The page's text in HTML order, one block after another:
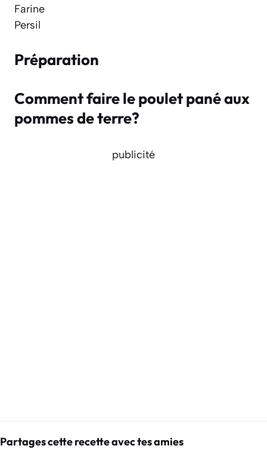
Farine
Persil
Préparation
Comment faire le poulet pané aux
pommes de terre?
publicité
Partages cette recette avec tes amies